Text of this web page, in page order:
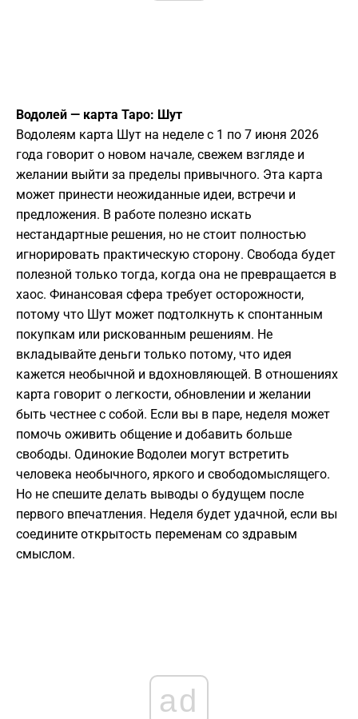
Водолей — карта Таро: Шут
Водолеям карта Шут на неделе с 1 по 7 июня 2026
года говорит о новом начале, свежем взгляде и
желании выйти за пределы привычного. Эта карта
может принести неожиданные идеи, встречи и
предложения. В работе полезно искать
нестандартные решения, но не стоит полностью
игнорировать практическую сторону. Свобода будет
полезной только тогда, когда она не превращается в
хаос. Финансовая сфера требует осторожности,
потому что Шут может подтолкнуть к спонтанным
покупкам или рискованным решениям. Не
вкладывайте деньги только потому, что идея
кажется необычной и вдохновляющей. В отношениях
карта говорит о легкости, обновлении и желании
быть честнее с собой. Если вы в паре, неделя может
помочь оживить общение и добавить больше
свободы. Одинокие Водолеи могут встретить
человека необычного, яркого и свободомыслящего.
Но не спешите делать выводы о будущем после
первого впечатления. Неделя будет удачной, если вы
соедините открытость переменам со здравым
смыслом.
ad